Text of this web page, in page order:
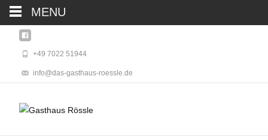
+49 7022 51944
info@das-gasthaus-roessle.de
MENU